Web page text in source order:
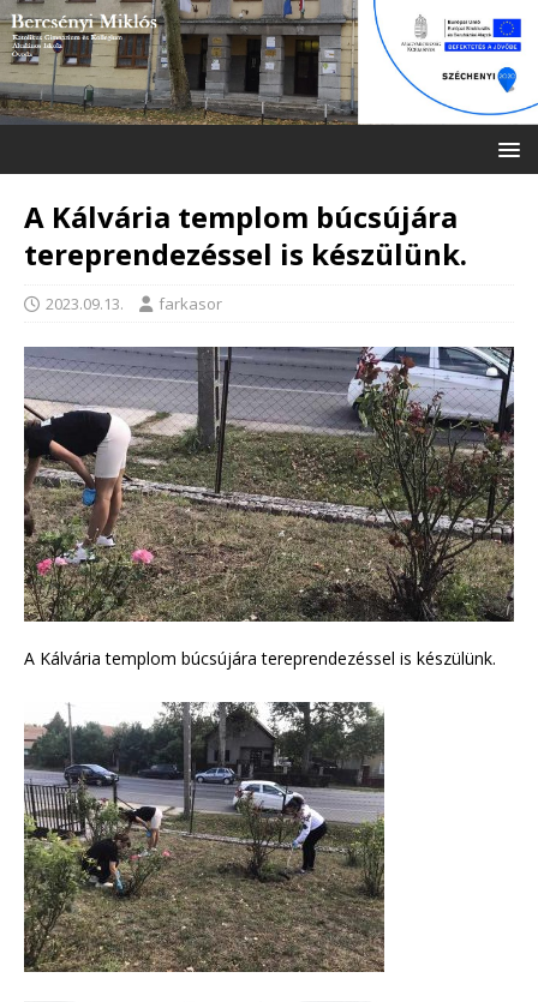
A Kálvária templom búcsújára
tereprendezéssel is készülünk.
2023.09.13. farkasor
A Kálvária templom búcsújára tereprendezéssel is készülünk.